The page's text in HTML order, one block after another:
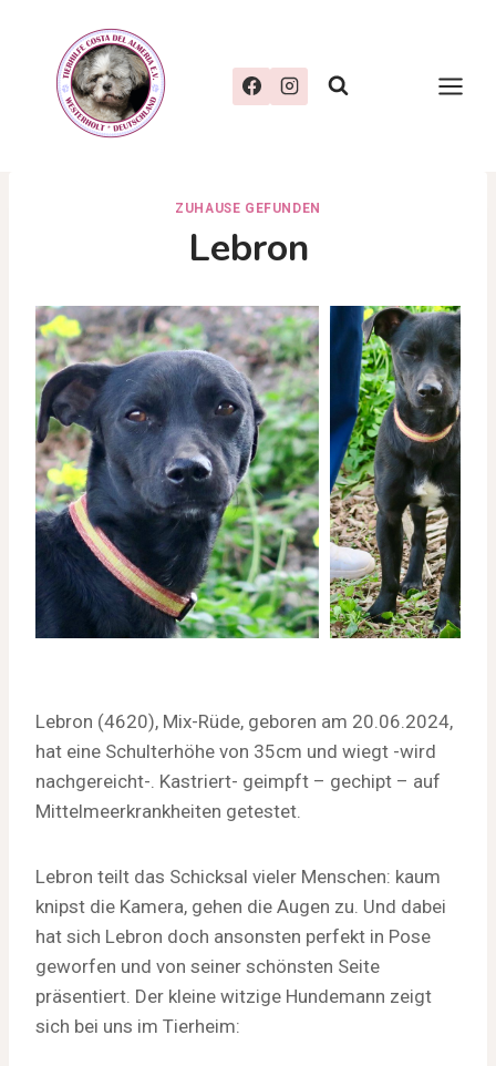
springen
ZUHAUSE GEFUNDEN
Lebron
Lebron (4620), Mix-Rüde, geboren am 20.06.2024,
hat eine Schulterhöhe von 35cm und wiegt -wird
nachgereicht-. Kastriert- geimpft – gechipt – auf
Mittelmeerkrankheiten getestet.
Lebron teilt das Schicksal vieler Menschen: kaum
knipst die Kamera, gehen die Augen zu. Und dabei
hat sich Lebron doch ansonsten perfekt in Pose
geworfen und von seiner schönsten Seite
präsentiert. Der kleine witzige Hundemann zeigt
sich bei uns im Tierheim: